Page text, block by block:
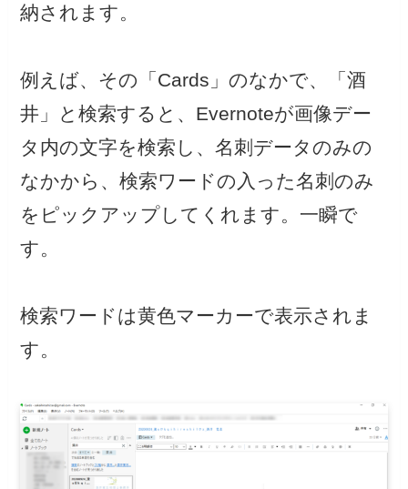
納されます。
例えば、その「Cards」のなかで、「酒
井」と検索すると、Evernoteが画像デー
タ内の文字を検索し、名刺データのみの
なかから、検索ワードの入った名刺のみ
をピックアップしてくれます。一瞬で
す。
検索ワードは黄色マーカーで表示されま
す。